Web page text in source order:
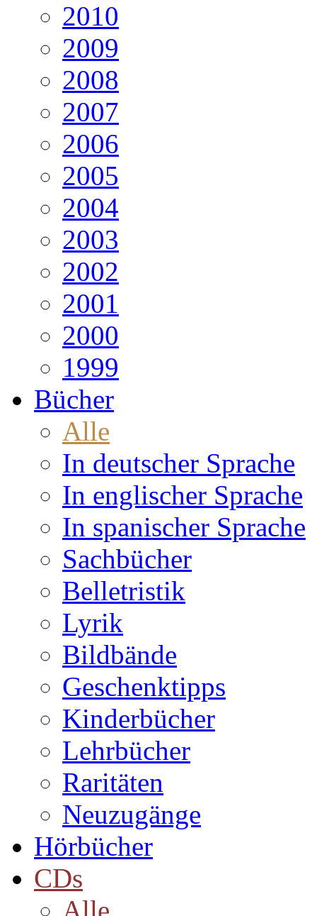
2010
2009
2008
2007
2006
2005
2004
2003
2002
2001
2000
1999
Bücher
Alle
In deutscher Sprache
In englischer Sprache
In spanischer Sprache
Sachbücher
Belletristik
Lyrik
Bildbände
Geschenktipps
Kinderbücher
Lehrbücher
Raritäten
Neuzugänge
Hörbücher
CDs